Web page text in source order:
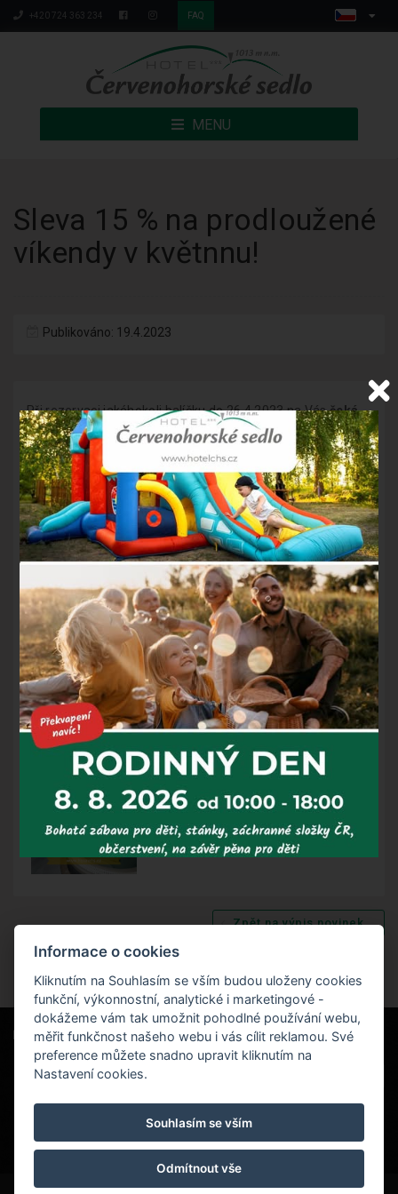
+420 724 363 234 FAQ
MENU
Sleva 15 % na prodloužené
víkendy v květnnu!
Publikováno: 19.4.2023
Při rezervaci jakéhokoli balíčku do 26.4.2023 na Vásčeká
15% sleva po zadání slevového kódu VIKEND15.Sleva
samozřejmě platí i v případě, že využijete pouze ubytování
bez doprovodných služeb!
Nabídka pobytů, u kterých je možné zadat promo kód -
https://www.hotelchs.cz/cs/prodlouzene-vikendy-
Rezervace samotného ubytování -
https://www.hotelchs.cz/cs/rezervace/
P.S.:Sleva platí v termínu od 28.4. do 8.5. – to znamená, že
i na ubytování či pobyty mimo prodloužený víkend. Můžete
si tak volno za velice příjemnou cenu ještě prodloužit!
Zpět na výpis novinek
Hotel Červenohorské sedlo
Kouty nad Desnou 80, 788 11 Loučná nad
rezervace@hotelchs.cz
+420 724 363 234
Naši partneři
Projekt EU
Informace o cookies
Kliknutím na Souhlasím se vším budou uloženy cookies
funkční, výkonnostní, analytické i marketingové -
dokážeme vám tak umožnit pohodlné používání webu,
měřit funkčnost našeho webu i vás cílit reklamou. Své
preference můžete snadno upravit kliknutím na
Nastavení cookies.
Souhlasím se vším
Odmítnout vše